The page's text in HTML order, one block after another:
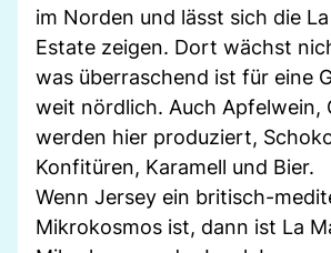
im Norden und lässt sich die
Estate zeigen. Dort wächst
was überraschend ist für eine
weit nördlich. Auch Apfelwein,
werden hier produziert,
Konfitüren, Karamell und Bier.
Wenn Jersey ein britisch-
Mikrokosmos ist, dann ist La